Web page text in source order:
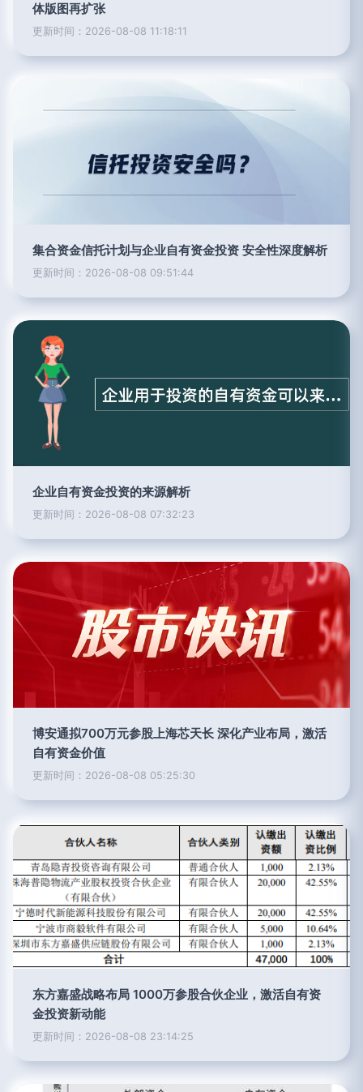
体版图再扩张
更新时间：2026-08-08 11:18:11
集合资金信托计划与企业自有资金投资 安全性深度解析
更新时间：2026-08-08 09:51:44
企业自有资金投资的来源解析
更新时间：2026-08-08 07:32:23
博安通拟700万元参股上海芯天长 深化产业布局，激活
自有资金价值
更新时间：2026-08-08 05:25:30
东方嘉盛战略布局 1000万参股合伙企业，激活自有资
金投资新动能
更新时间：2026-08-08 23:14:25